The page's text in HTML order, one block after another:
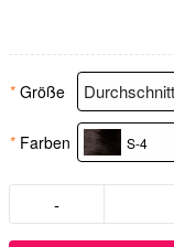
* Größe
* Farben S-4
-